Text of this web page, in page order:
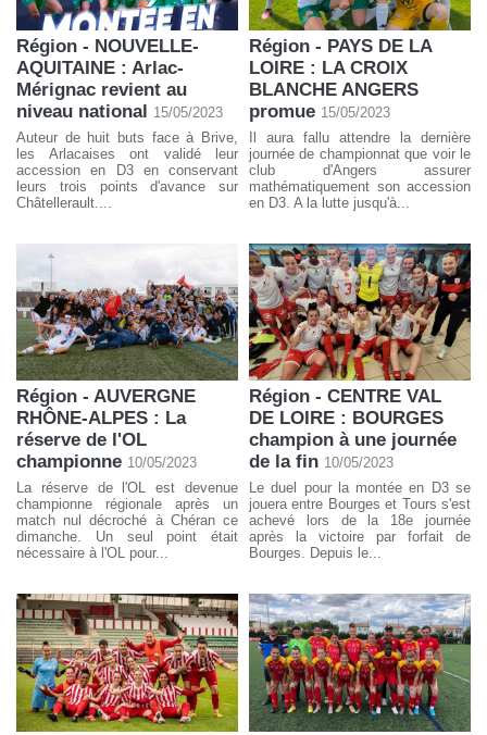
Région - NOUVELLE-
AQUITAINE : Arlac-
Mérignac revient au
niveau national 15/05/2023
Auteur de huit buts face à Brive,
les Arlacaises ont validé leur
accession en D3 en conservant
leurs trois points d'avance sur
Châtellerault....
Région - PAYS DE LA
LOIRE : LA CROIX
BLANCHE ANGERS
promue 15/05/2023
Il aura fallu attendre la dernière
journée de championnat que voir le
club d'Angers assurer
mathématiquement son accession
en D3. A la lutte jusqu'à...
Région - AUVERGNE
RHÔNE-ALPES : La
réserve de l'OL
championne 10/05/2023
La réserve de l'OL est devenue
championne régionale après un
match nul décroché à Chéran ce
dimanche. Un seul point était
nécessaire à l'OL pour...
Région - CENTRE VAL
DE LOIRE : BOURGES
champion à une journée
de la fin 10/05/2023
Le duel pour la montée en D3 se
jouera entre Bourges et Tours s'est
achevé lors de la 18e journée
après la victoire par forfait de
Bourges. Depuis le...